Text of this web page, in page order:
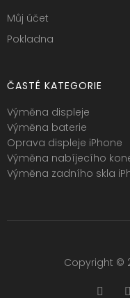
Můj účet
Pokladna
ČASTÉ KATEGORIE
Výměna displeje
Výměna baterie
Oprava displeje iPhone
Výměna nabíjecího
Výměna zadního skla
Copyright ©